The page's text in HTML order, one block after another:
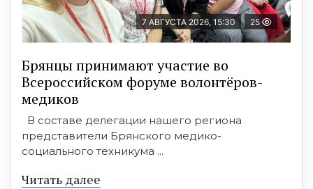
7 АВГУСТА 2026, 15:30 25
Брянцы принимают участие во
Всероссийском форуме волонтёров-
медиков
В составе делегации нашего региона
представители Брянского медико-
социального техникума ...
Читать далее